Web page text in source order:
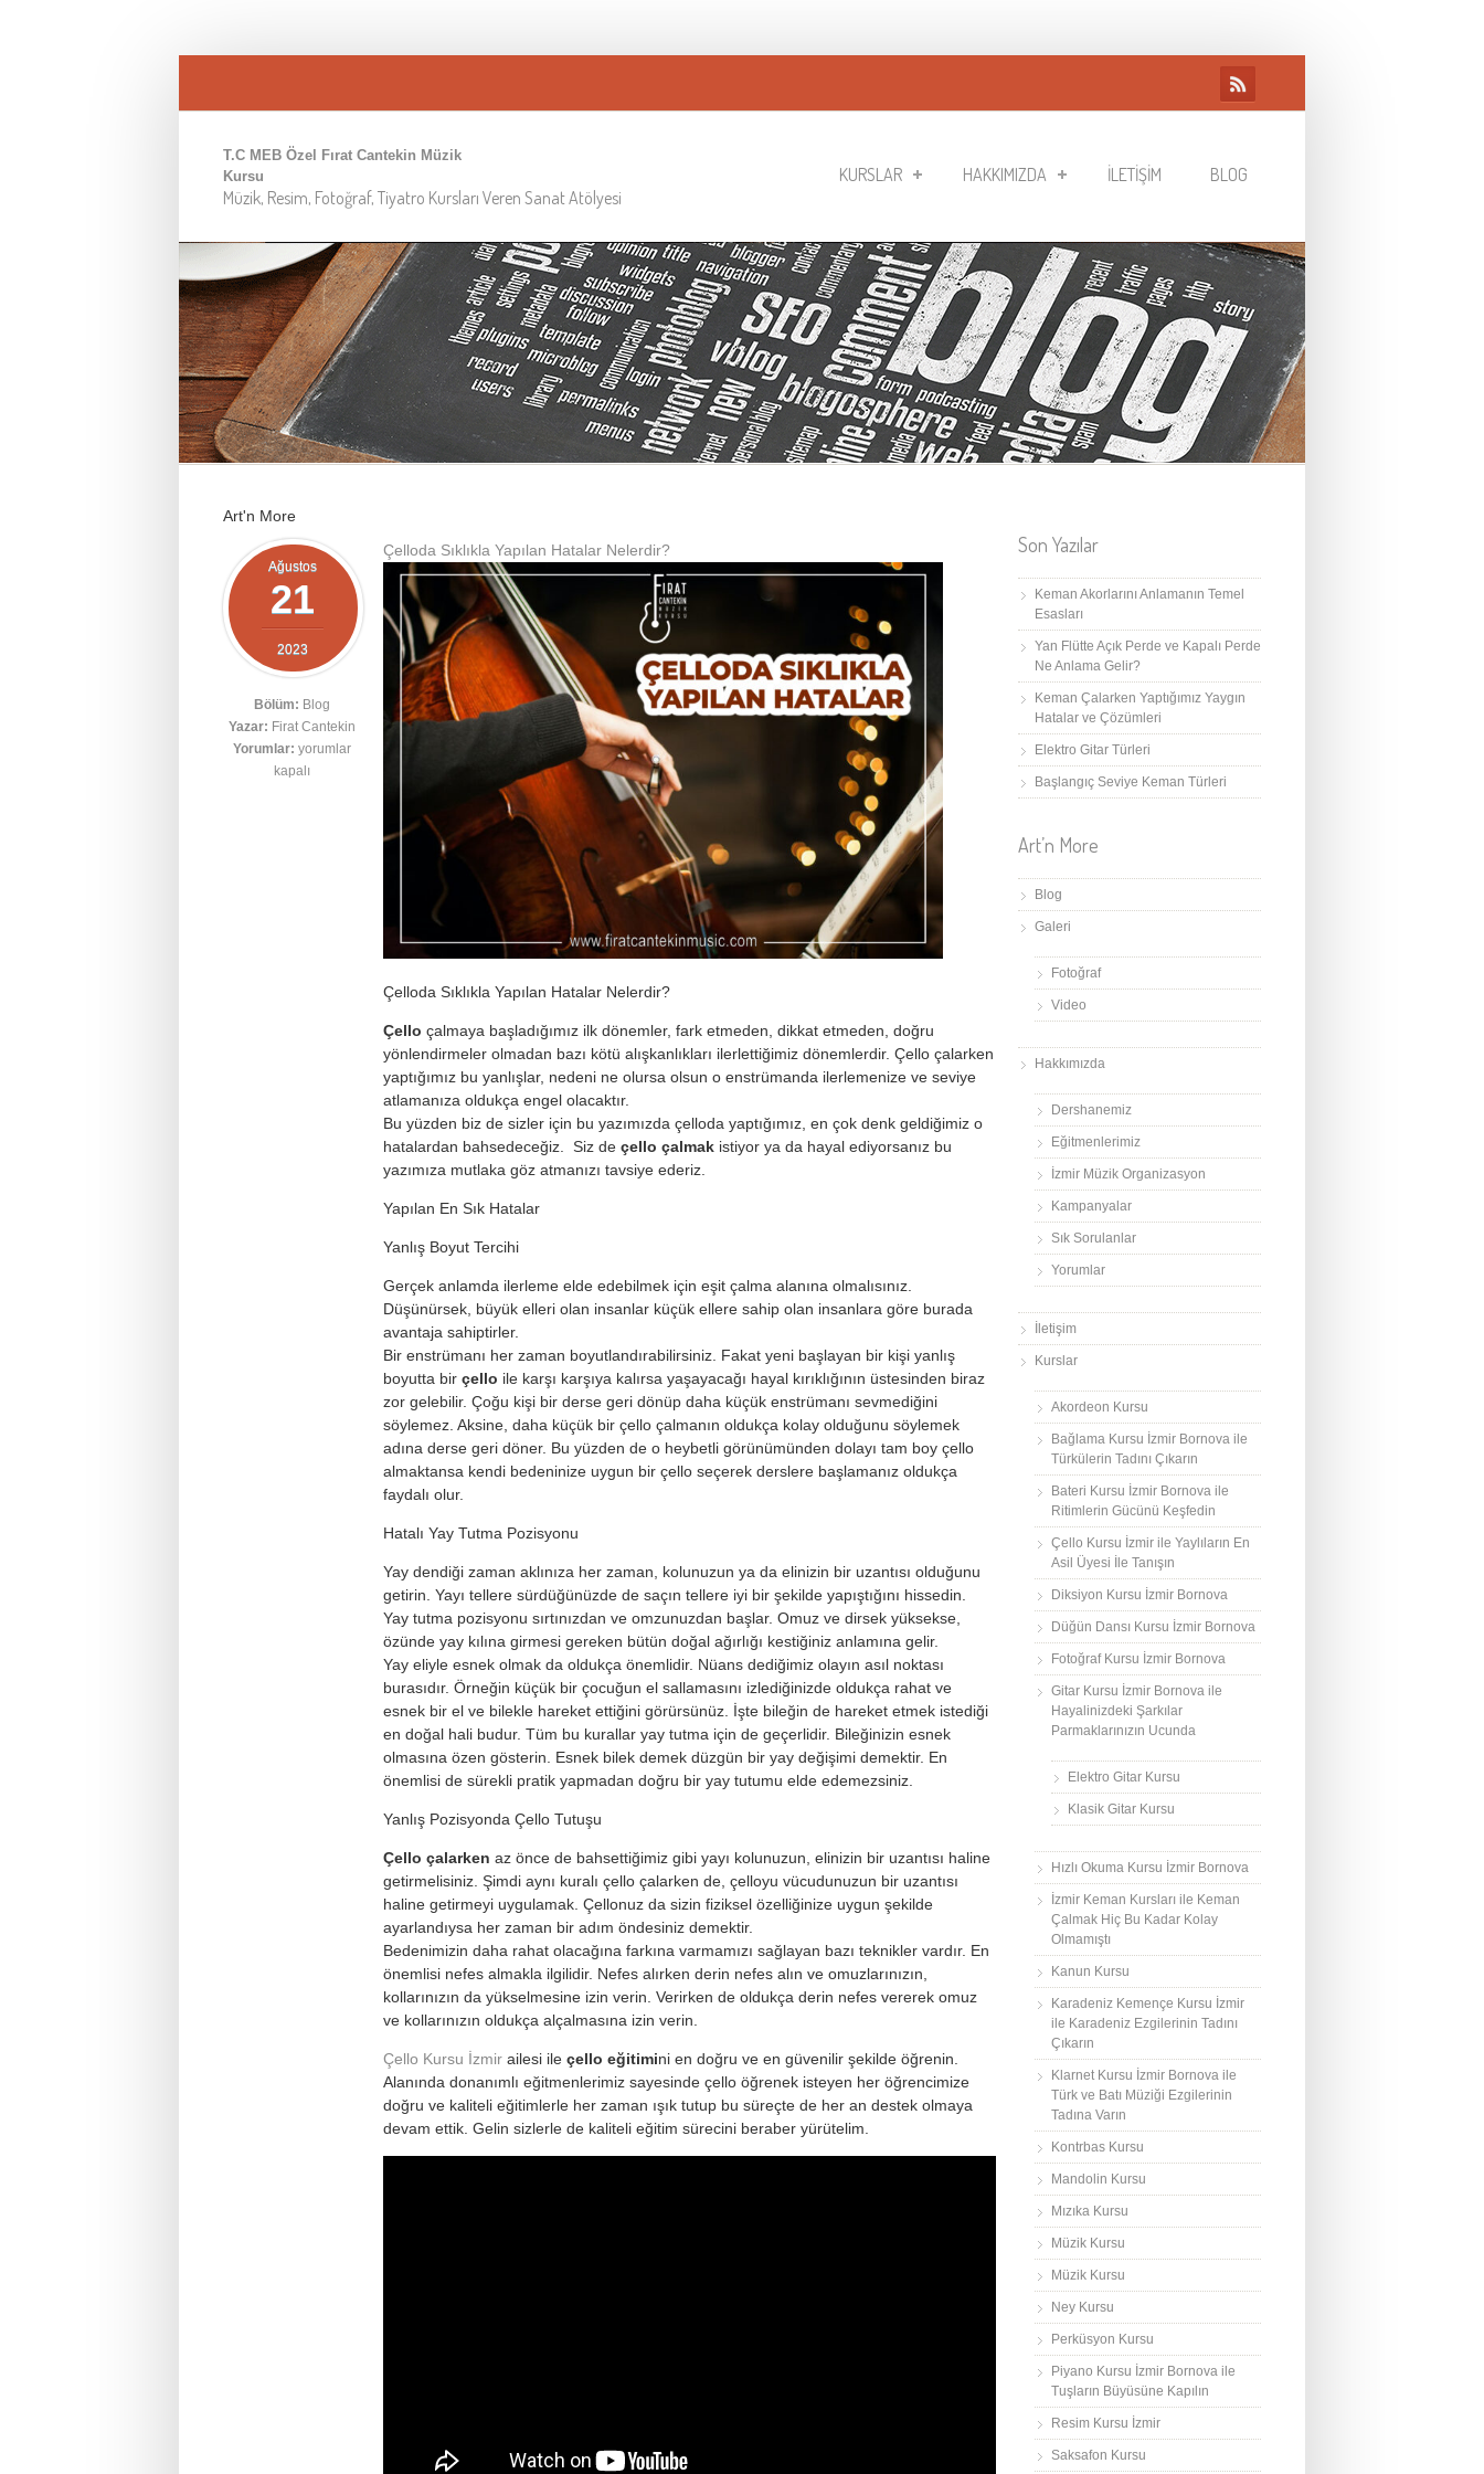
T.C MEB Özel Fırat Cantekin Müzik
Kursu
Müzik, Resim, Fotoğraf, Tiyatro Kursları Veren Sanat Atölyesi
KURSLAR HAKKIMIZDA İLETIŞIM BLOG
Art'n More
Ağustos
21
2023
Bölüm: Blog
Yazar: Firat Cantekin
Yorumlar: yorumlar
kapalı
Çelloda Sıklıkla Yapılan Hatalar Nelerdir?
Çelloda Sıklıkla Yapılan Hatalar Nelerdir?
Çello çalmaya başladığımız ilk dönemler, fark etmeden, dikkat etmeden, doğru
yönlendirmeler olmadan bazı kötü alışkanlıkları ilerlettiğimiz dönemlerdir. Çello çalarken
yaptığımız bu yanlışlar, nedeni ne olursa olsun o enstrümanda ilerlemenize ve seviye
atlamanıza oldukça engel olacaktır.
Bu yüzden biz de sizler için bu yazımızda çelloda yaptığımız, en çok denk geldiğimiz o
hatalardan bahsedeceğiz. Siz de çello çalmak istiyor ya da hayal ediyorsanız bu
yazımıza mutlaka göz atmanızı tavsiye ederiz.
Yapılan En Sık Hatalar
Yanlış Boyut Tercihi
Gerçek anlamda ilerleme elde edebilmek için eşit çalma alanına olmalısınız.
Düşünürsek, büyük elleri olan insanlar küçük ellere sahip olan insanlara göre burada
avantaja sahiptirler.
Bir enstrümanı her zaman boyutlandırabilirsiniz. Fakat yeni başlayan bir kişi yanlış
boyutta bir çello ile karşı karşıya kalırsa yaşayacağı hayal kırıklığının üstesinden biraz
zor gelebilir. Çoğu kişi bir derse geri dönüp daha küçük enstrümanı sevmediğini
söylemez. Aksine, daha küçük bir çello çalmanın oldukça kolay olduğunu söylemek
adına derse geri döner. Bu yüzden de o heybetli görünümünden dolayı tam boy çello
almaktansa kendi bedeninize uygun bir çello seçerek derslere başlamanız oldukça
faydalı olur.
Hatalı Yay Tutma Pozisyonu
Yay dendiği zaman aklınıza her zaman, kolunuzun ya da elinizin bir uzantısı olduğunu
getirin. Yayı tellere sürdüğünüzde de saçın tellere iyi bir şekilde yapıştığını hissedin.
Yay tutma pozisyonu sırtınızdan ve omzunuzdan başlar. Omuz ve dirsek yüksekse,
özünde yay kılına girmesi gereken bütün doğal ağırlığı kestiğiniz anlamına gelir.
Yay eliyle esnek olmak da oldukça önemlidir. Nüans dediğimiz olayın asıl noktası
burasıdır. Örneğin küçük bir çocuğun el sallamasını izlediğinizde oldukça rahat ve
esnek bir el ve bilekle hareket ettiğini görürsünüz. İşte bileğin de hareket etmek istediği
en doğal hali budur. Tüm bu kurallar yay tutma için de geçerlidir. Bileğinizin esnek
olmasına özen gösterin. Esnek bilek demek düzgün bir yay değişimi demektir. En
önemlisi de sürekli pratik yapmadan doğru bir yay tutumu elde edemezsiniz.
Yanlış Pozisyonda Çello Tutuşu
Çello çalarken az önce de bahsettiğimiz gibi yayı kolunuzun, elinizin bir uzantısı haline
getirmelisiniz. Şimdi aynı kuralı çello çalarken de, çelloyu vücudunuzun bir uzantısı
haline getirmeyi uygulamak. Çellonuz da sizin fiziksel özelliğinize uygun şekilde
ayarlandıysa her zaman bir adım öndesiniz demektir.
Bedenimizin daha rahat olacağına farkına varmamızı sağlayan bazı teknikler vardır. En
önemlisi nefes almakla ilgilidir. Nefes alırken derin nefes alın ve omuzlarınızın,
kollarınızın da yükselmesine izin verin. Verirken de oldukça derin nefes vererek omuz
ve kollarınızın oldukça alçalmasına izin verin.
Çello Kursu İzmir ailesi ile çello eğitimini en doğru ve en güvenilir şekilde öğrenin.
Alanında donanımlı eğitmenlerimiz sayesinde çello öğrenek isteyen her öğrencimize
doğru ve kaliteli eğitimlerle her zaman ışık tutup bu süreçte de her an destek olmaya
devam ettik. Gelin sizlerle de kaliteli eğitim sürecini beraber yürütelim.
Son Yazılar
Keman Akorlarını Anlamanın Temel
Esasları
Yan Flütte Açık Perde ve Kapalı Perde
Ne Anlama Gelir?
Keman Çalarken Yaptığımız Yaygın
Hatalar ve Çözümleri
Elektro Gitar Türleri
Başlangıç Seviye Keman Türleri
Art’n More
Blog
Galeri
Fotoğraf
Video
Hakkımızda
Dershanemiz
Eğitmenlerimiz
İzmir Müzik Organizasyon
Kampanyalar
Sık Sorulanlar
Yorumlar
İletişim
Kurslar
Akordeon Kursu
Bağlama Kursu İzmir Bornova ile
Türkülerin Tadını Çıkarın
Bateri Kursu İzmir Bornova ile
Ritimlerin Gücünü Keşfedin
Çello Kursu İzmir ile Yaylıların En
Asil Üyesi İle Tanışın
Diksiyon Kursu İzmir Bornova
Düğün Dansı Kursu İzmir Bornova
Fotoğraf Kursu İzmir Bornova
Gitar Kursu İzmir Bornova ile
Hayalinizdeki Şarkılar
Parmaklarınızın Ucunda
Elektro Gitar Kursu
Klasik Gitar Kursu
Hızlı Okuma Kursu İzmir Bornova
İzmir Keman Kursları ile Keman
Çalmak Hiç Bu Kadar Kolay
Olmamıştı
Kanun Kursu
Karadeniz Kemençe Kursu İzmir
ile Karadeniz Ezgilerinin Tadını
Çıkarın
Klarnet Kursu İzmir Bornova ile
Türk ve Batı Müziği Ezgilerinin
Tadına Varın
Kontrbas Kursu
Mandolin Kursu
Mızıka Kursu
Müzik Kursu
Müzik Kursu
Ney Kursu
Perküsyon Kursu
Piyano Kursu İzmir Bornova ile
Tuşların Büyüsüne Kapılın
Resim Kursu İzmir
Saksafon Kursu